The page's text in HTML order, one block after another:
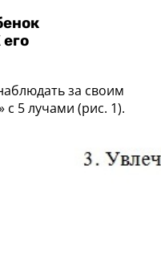
за своим
с 5 лучами (рис. 1).